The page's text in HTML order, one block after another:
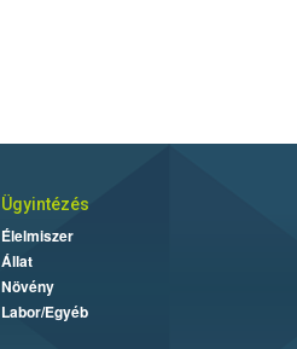
Ügyintézés
Élelmiszer
Állat
Növény
Labor/Egyéb